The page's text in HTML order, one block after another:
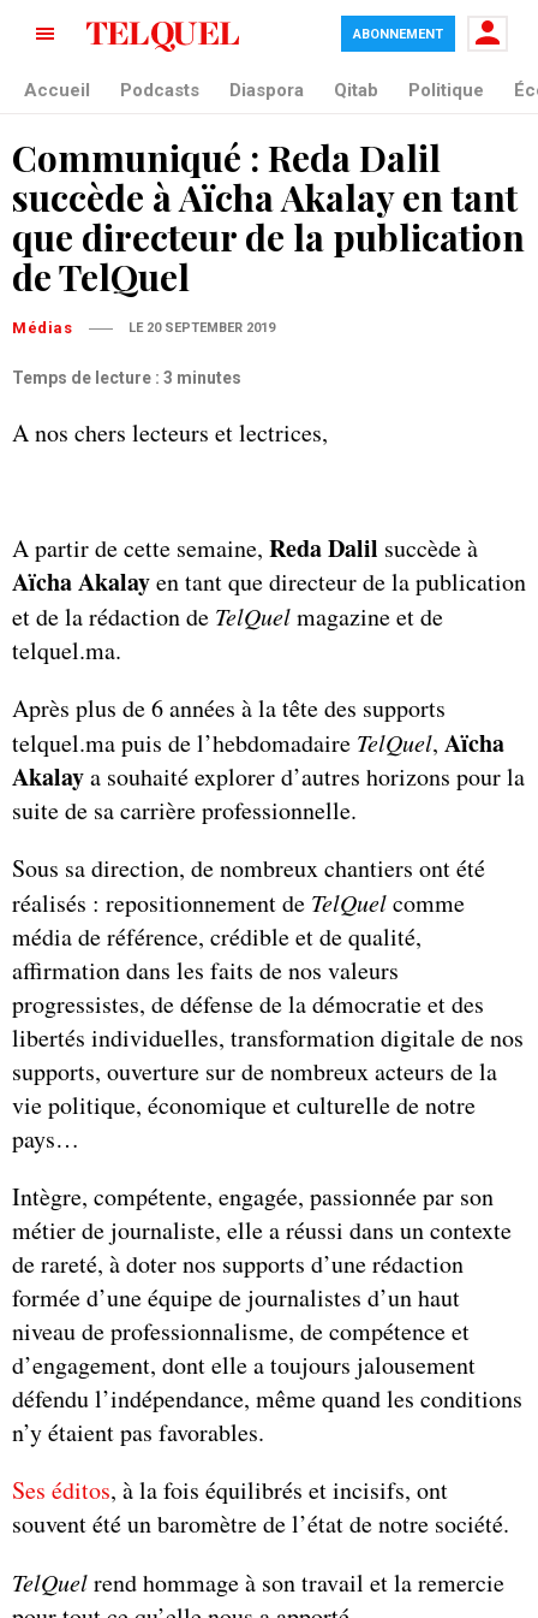
ABONNEMENT
Accueil Podcasts Diaspora Qitab Politique
Communiqué : Reda Dalil
succède à Aïcha Akalay en tant
que directeur de la publication
de TelQuel
Médias LE 20 SEPTEMBER 2019
Temps de lecture : 3 minutes
A nos chers lecteurs et lectrices,
A partir de cette semaine, Reda Dalil succède à
Aïcha Akalayen tant que directeur de la publication
et de la rédaction de TelQuelmagazine et de
telquel.ma.
Après plus de 6 années à la tête des supports
telquel.ma puis de l’hebdomadaire TelQuel, Aïcha
Akalaya souhaité explorer d’autres horizons pour la
suite de sa carrière professionnelle.
Sous sa direction, de nombreux chantiers ont été
réalisés : repositionnement de TelQuelcomme
média de référence, crédible et de qualité,
affirmation dans les faits de nos valeurs
progressistes, de défense de la démocratie et des
libertés individuelles, transformation digitale de nos
supports, ouverture sur de nombreux acteurs de la
vie politique, économique et culturelle de notre
pays…
Intègre, compétente, engagée, passionnée par son
métier de journaliste, elle a réussi dans un contexte
de rareté, à doter nos supports d’une rédaction
formée d’une équipe de journalistes d’un haut
niveau de professionnalisme, de compétence et
d’engagement, dont elle a toujours jalousement
défendu l’indépendance, même quand les conditions
n’y étaient pas favorables.
Ses éditos, à la fois équilibrés et incisifs, ont
souvent été un baromètre de l’état de notre société.
TelQuelrend hommage à son travail et la remercie